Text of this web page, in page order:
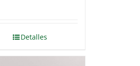
Detalles